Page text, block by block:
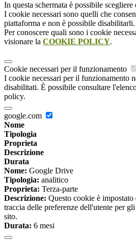
In questa schermata è possibile
I cookie necessari sono quelli che
piattaforma e non è possibile disabilitarli.
Per conoscere quali sono i cookie
visionare la COOKIE POLICY.
Cookie necessari per il funzionamento
I cookie necessari per il funzionamento
disabilitati. È possibile consultare
policy.
google.com
Nome
Tipologia
Proprieta
Descrizione
Durata
Nome: Google Drive
Tipologia: analitico
Proprieta: Terza-parte
Descrizione: Questo cookie è
traccia delle preferenze dell'utente per
sito.
Durata: 6 mesi